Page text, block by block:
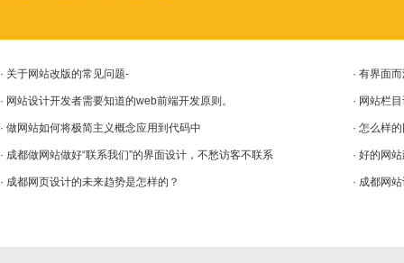
· 关于网站改版的常见问题- · 有界面
· 网站设计开发者需要知道的web前端开发原则。 · 网站栏
· 做网站如何将极简主义概念应用到代码中 · 怎么样
· 成都做网站做好“联系我们”的界面设计，不愁访客不联系 · 好的网
· 成都网页设计的未来趋势是怎样的？ · 成都网